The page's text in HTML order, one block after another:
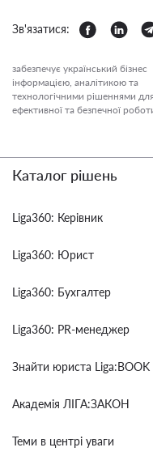
Зв'язатися:
забезпечує український бізнес
інформацією, аналітикою та
технологічними рішеннями для
ефективної та безпечної
Каталог рішень
Liga360: Керівник
Liga360: Юрист
Liga360: Бухгалтер
Liga360: PR-менеджер
Знайти юриста Liga:BOOK
Академія ЛІГА:ЗАКОН
Теми в центрі уваги